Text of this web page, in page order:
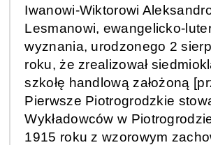
Iwanowi-Wiktorowi
Lesmanowi, ewangelicko-
wyznania, urodzonego 2
roku, że zrealizował
szkołę handlową założoną
Pierwsze Piotrogrodzkie
Wykładowców w
1915 roku z wzorowym